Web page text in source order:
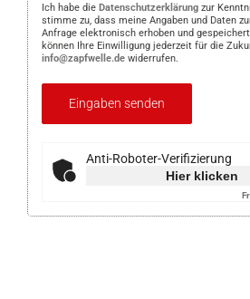
Ich habe die Datenschutzerklärung zur
stimme zu, dass meine Angaben und Daten
Anfrage elektronisch erhoben und
können Ihre Einwilligung jederzeit für die
info@zapfwelle.de widerrufen.
Anti-Roboter-Verifizierung
Hier klicken